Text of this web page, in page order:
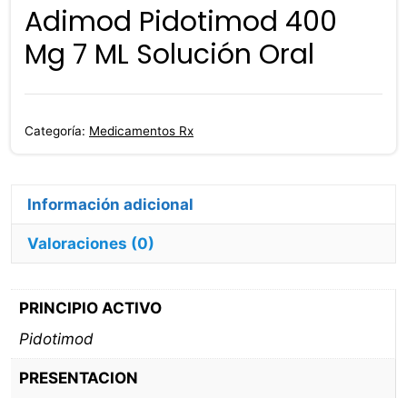
Adimod Pidotimod 400
Mg 7 ML Solución Oral
Categoría: Medicamentos Rx
Información adicional
Valoraciones (0)
PRINCIPIO ACTIVO
Pidotimod
PRESENTACION